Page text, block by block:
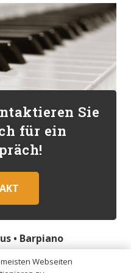
Sie
für ein
• Barpiano
Webseiten